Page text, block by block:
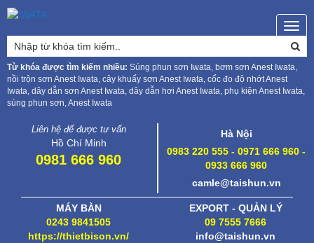
Từ khóa được tìm kiếm nhiều: Súng phun sơn Iwata, bơm sơn Anest Iwata,
nồi trộn sơn Anest Iwata, cây khuấy sơn Anest Iwata, cốc đo độ nhớt Anest
Iwata, dây dẫn sơn Anest Iwata, dây dẫn hơi Anest Iwata, phụ kiện Anest Iwata,
súng phun sơn, Anest Iwata
Liên hệ để được tư vấn
Hồ Chí Minh
0981 666 960
Hà Nội
0983 220 555 - 0971 666 960 -
0933 666 960
camle@taishun.vn
MÁY BÀN
0243 9841505
https://thietbison.vn/
EXPORT - QUẢN LÝ
09 7555 7666
info@taishun.vn